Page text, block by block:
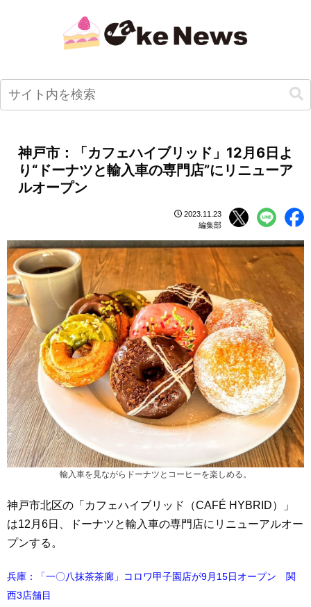
神戸市：「カフェハイブリッド」12月6日よ
り“ドーナツと輸入車の専門店”にリニューア
ルオープン
2023.11.23
編集部
輸入車を見ながらドーナツとコーヒーを楽しめる。
神戸市北区の「カフェハイブリッド（CAFÉ HYBRID）」
は12月6日、ドーナツと輸入車の専門店にリニューアルオー
プンする。
兵庫：「一〇八抹茶茶廊」コロワ甲子園店が9月15日オープン 関
西3店舗目